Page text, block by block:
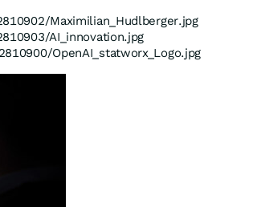
Maximilian_Hudlberger.jpg
AI_innovation.jpg
OpenAI_statworx_Logo.jpg